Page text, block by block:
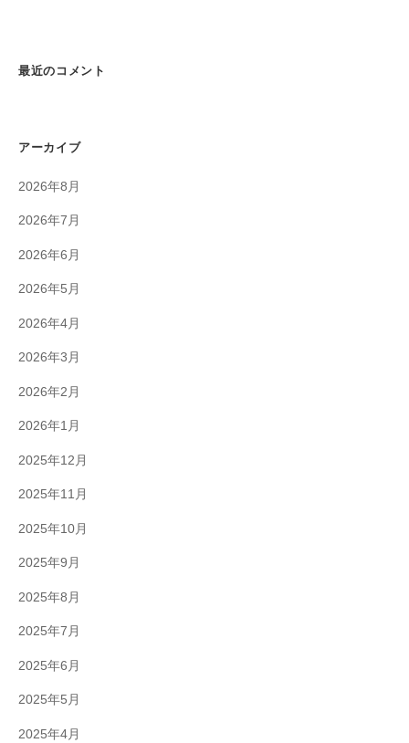
最近のコメント
アーカイブ
2026年8月
2026年7月
2026年6月
2026年5月
2026年4月
2026年3月
2026年2月
2026年1月
2025年12月
2025年11月
2025年10月
2025年9月
2025年8月
2025年7月
2025年6月
2025年5月
2025年4月